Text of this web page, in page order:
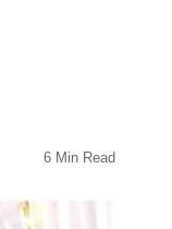
6 Min Read